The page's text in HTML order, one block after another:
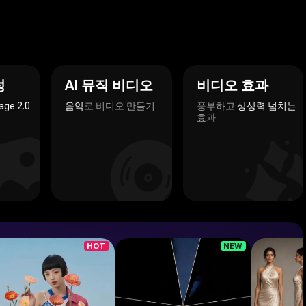
2.0
AI 뮤직 비디오
음악로 비디오 만들기
비디오 효과
풍부하고 상상력 넘치는
효과
HOT NEW